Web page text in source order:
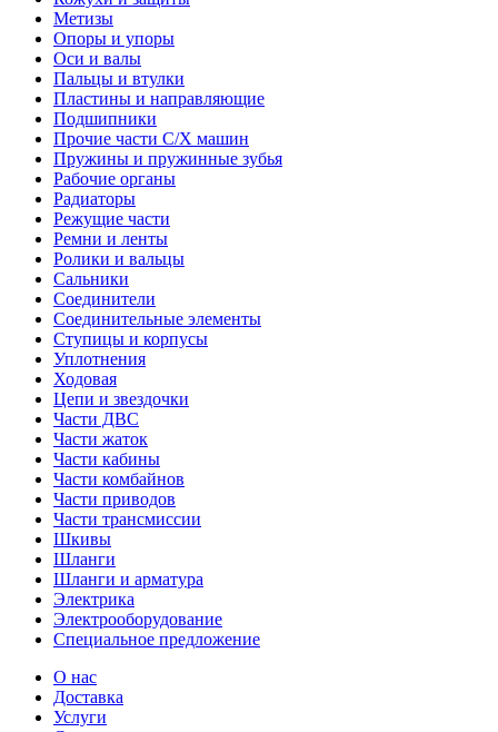
Метизы
Опоры и упоры
Оси и валы
Пальцы и втулки
Пластины и направляющие
Подшипники
Прочие части С/Х машин
Пружины и пружинные зубья
Рабочие органы
Радиаторы
Режущие части
Ремни и ленты
Ролики и вальцы
Сальники
Соединители
Соединительные элементы
Ступицы и корпусы
Уплотнения
Ходовая
Цепи и звездочки
Части ДВС
Части жаток
Части кабины
Части комбайнов
Части приводов
Части трансмиссии
Шкивы
Шланги
Шланги и арматура
Электрика
Электрооборудование
Специальное предложение
О нас
Доставка
Услуги